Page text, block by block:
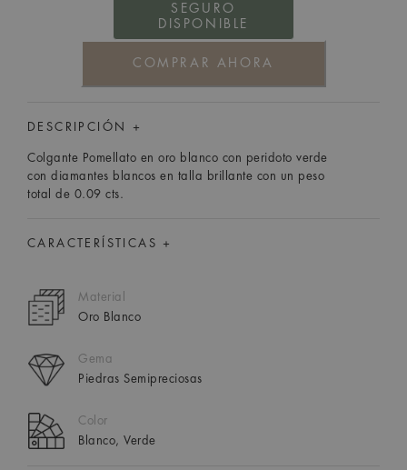
SEGURO
DISPONIBLE
COMPRAR AHORA
DESCRIPCIÓN +
Colgante Pomellato en oro blanco con peridoto verde
con diamantes blancos en talla brillante con un peso
total de 0.09 cts.
CARACTERÍSTICAS +
Material
Oro Blanco
Gema
Piedras Semipreciosas
Color
Blanco, Verde